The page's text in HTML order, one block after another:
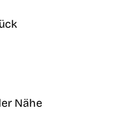
Nähe